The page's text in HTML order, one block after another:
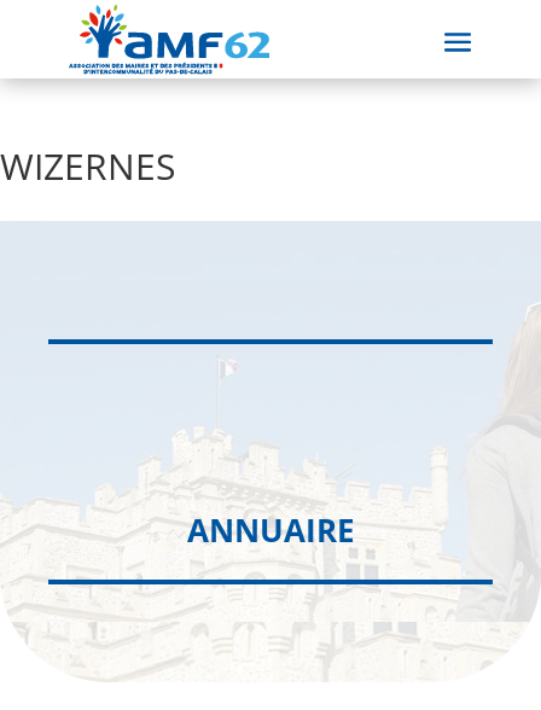
WIZERNES
ANNUAIRE